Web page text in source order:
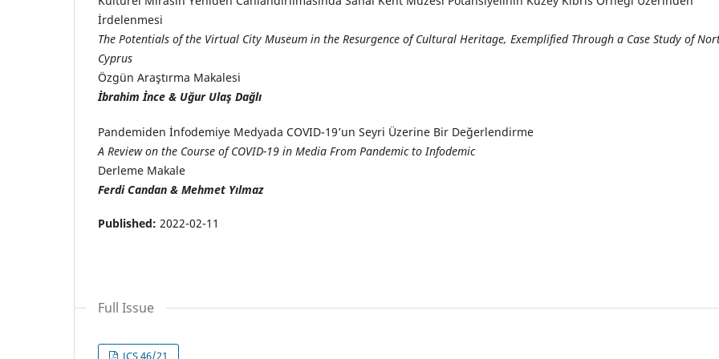
İrdelenmesi
The Potentials of the Virtual City Museum in the Resurgence of Cultural Heritage, Exemplified Through a Case Study of
Cyprus
Özgün Araştırma Makalesi
İbrahim İnce & Uğur Ulaş Dağlı
Pandemiden İnfodemiye Medyada COVID-19’un Seyri Üzerine Bir Değerlendirme
A Review on the Course of COVID-19 in Media From Pandemic to Infodemic
Derleme Makale
Ferdi Candan & Mehmet Yılmaz
Published: 2022-02-11
Full Issue
JCS 46/21